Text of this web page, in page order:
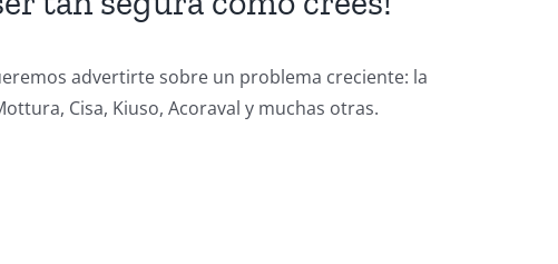
advertirte sobre un problema creciente: la
Cisa, Kiuso, Acoraval y muchas otras.